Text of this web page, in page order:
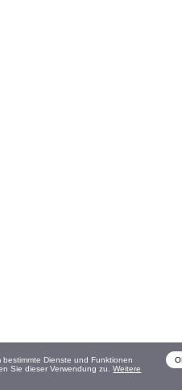
Dienste und Funktionen
Sie dieser Verwendung zu.Weitere